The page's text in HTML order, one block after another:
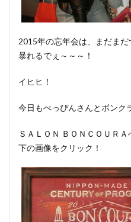
2015年の忘年会は、まだまだ
暴れるでぇ～～～！
イヒヒ！
今日もべっぴんさんとボンク
ＳＡＬＯＮ ＢＯＮＣＯＵＲ
下の画像をクリック！